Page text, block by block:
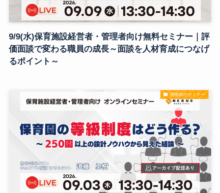
9/9(水)保育施設経営者・管理者向け無料セミナー｜評
価面談で変わる職員の成長～面談を人材育成につなげ
るポイント～
開催前のセミナー